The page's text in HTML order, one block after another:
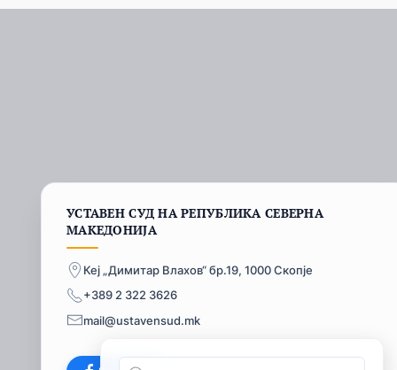
УСТАВЕН СУД НА РЕПУБЛИКА СЕВЕРНА
МАКЕДОНИЈА
Кеј „Димитар Влахов“ бр.19, 1000 Скопје
+389 2 322 3626
mail@ustavensud.mk